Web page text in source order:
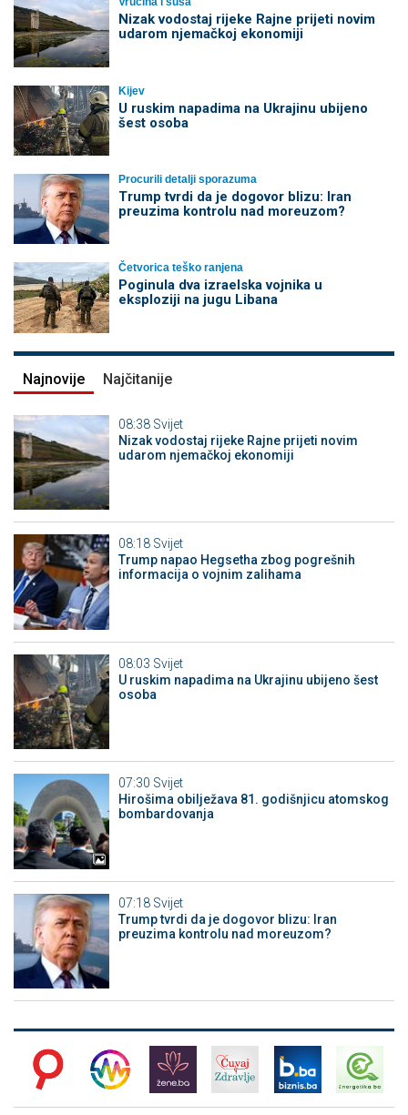
Nizak vodostaj rijeke Rajne prijeti novim
udarom njemačkoj ekonomiji
Kijev
U ruskim napadima na Ukrajinu ubijeno
šest osoba
Procurili detalji sporazuma
Trump tvrdi da je dogovor blizu: Iran
preuzima kontrolu nad moreuzom?
Četvorica teško ranjena
Poginula dva izraelska vojnika u
eksploziji na jugu Libana
Najnovije Najčitanije
08:38 Svijet
Nizak vodostaj rijeke Rajne prijeti novim
udarom njemačkoj ekonomiji
08:18 Svijet
Trump napao Hegsetha zbog pogrešnih
informacija o vojnim zalihama
08:03 Svijet
U ruskim napadima na Ukrajinu ubijeno šest
osoba
07:30 Svijet
Hirošima obilježava 81. godišnjicu atomskog
bombardovanja
07:18 Svijet
Trump tvrdi da je dogovor blizu: Iran
preuzima kontrolu nad moreuzom?